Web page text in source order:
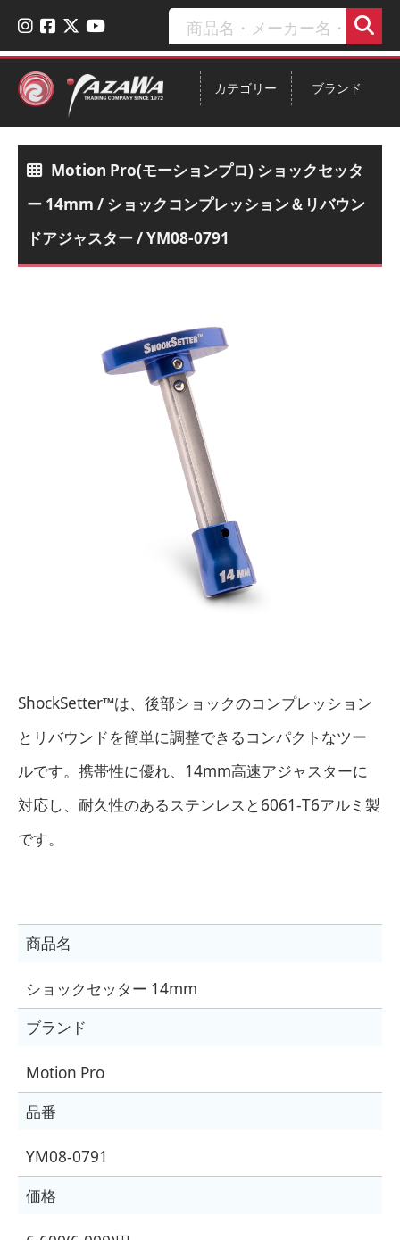
ブランド
カテゴリー
Motion Pro(モーションプロ) ショックセッタ
ー 14mm / ショックコンプレッション＆リバウン
ドアジャスター / YM08-0791
ShockSetter™は、後部ショックのコンプレッション
とリバウンドを簡単に調整できるコンパクトなツー
ルです。携帯性に優れ、14mm高速アジャスターに
対応し、耐久性のあるステンレスと6061-T6アルミ製
です。
商品名
ショックセッター 14mm
ブランド
Motion Pro
品番
YM08-0791
価格